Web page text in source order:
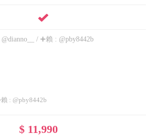
/ ➕賴 : @pby8442b
: @pby8442b
$ 11,990